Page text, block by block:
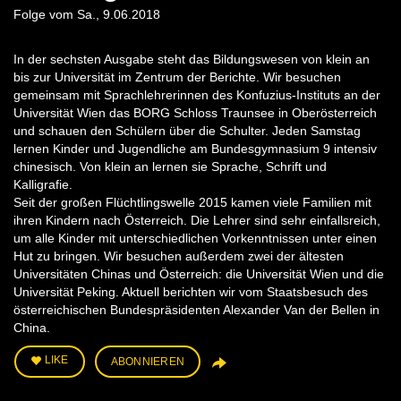
Folge vom Sa., 9.06.2018
In der sechsten Ausgabe steht das Bildungswesen von klein an
bis zur Universität im Zentrum der Berichte. Wir besuchen
gemeinsam mit Sprachlehrerinnen des Konfuzius-Instituts an der
Universität Wien das BORG Schloss Traunsee in Oberösterreich
und schauen den Schülern über die Schulter. Jeden Samstag
lernen Kinder und Jugendliche am Bundesgymnasium 9 intensiv
chinesisch. Von klein an lernen sie Sprache, Schrift und
Kalligrafie.
Seit der großen Flüchtlingswelle 2015 kamen viele Familien mit
ihren Kindern nach Österreich. Die Lehrer sind sehr einfallsreich,
um alle Kinder mit unterschiedlichen Vorkenntnissen unter einen
Hut zu bringen. Wir besuchen außerdem zwei der ältesten
Universitäten Chinas und Österreich: die Universität Wien und die
Universität Peking. Aktuell berichten wir vom Staatsbesuch des
österreichischen Bundespräsidenten Alexander Van der Bellen in
China.
LIKE ABONNIEREN